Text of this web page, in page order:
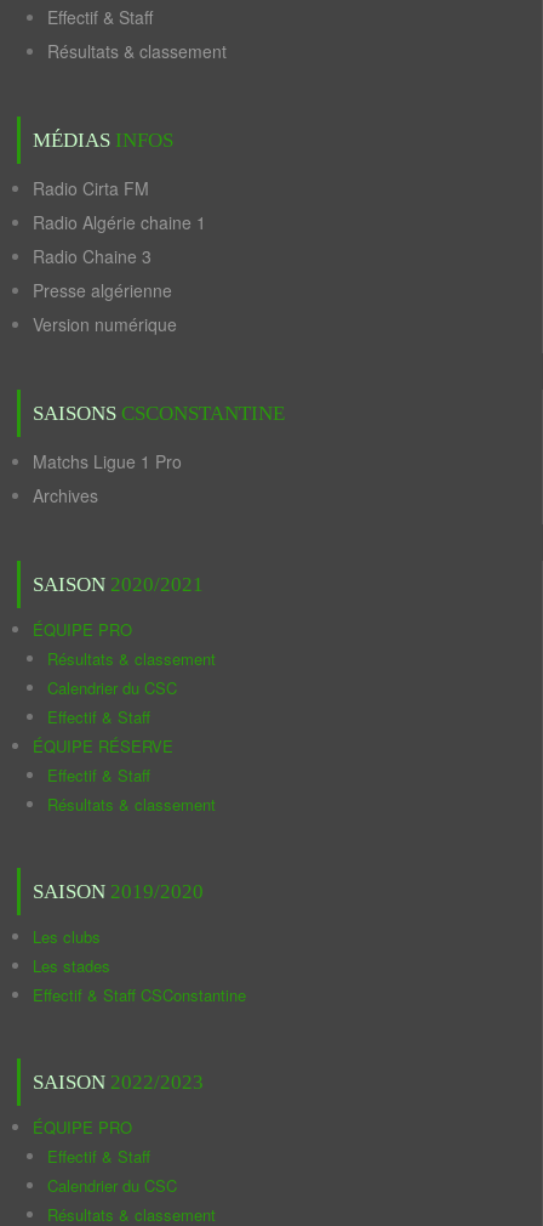
Effectif & Staff
Résultats & classement
MÉDIAS INFOS
Radio Cirta FM
Radio Algérie chaine 1
Radio Chaine 3
Presse algérienne
Version numérique
SAISONS CSCONSTANTINE
Matchs Ligue 1 Pro
Archives
SAISON 2020/2021
ÉQUIPE PRO
Résultats & classement
Calendrier du CSC
Effectif & Staff
ÉQUIPE RÉSERVE
Effectif & Staff
Résultats & classement
SAISON 2019/2020
Les clubs
Les stades
Effectif & Staff CSConstantine
SAISON 2022/2023
ÉQUIPE PRO
Effectif & Staff
Calendrier du CSC
Résultats & classement